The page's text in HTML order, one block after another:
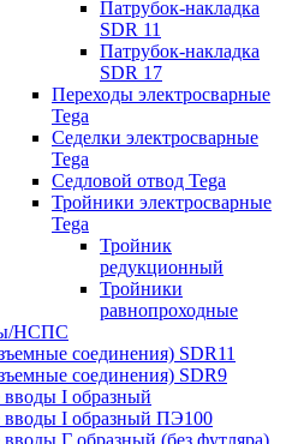
Патрубок-накладка
SDR 11
Патрубок-накладка
SDR 17
Переходы электросварные
Tega
Седелки электросварные
Tega
Седловой отвод Tega
Тройники электросварные
Tega
Тройник
редукционный
Тройники
равнопроходные
НСПС
соединения) SDR11
соединения) SDR9
I образный
вводы I образный ПЭ100
Г образный (без футляра)